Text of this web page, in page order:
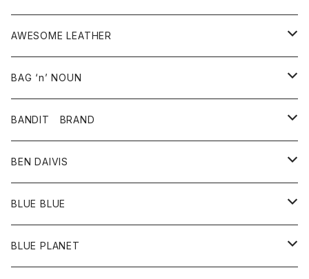
アクセサリー
その他雑貨
シャツ
ボトム
スカート
パンツ
グッズ
靴
バッグ
靴
シャツ
AWESOME LEATHER
アウター
革ジャケット
BAG ‘n’ NOUN
アクセサリー
バッグ
ポーチ
BANDIT BRAND
トップス
Ｔシャツ
BEN DAIVIS
ポトム
パンツ
BLUE BLUE
アウター
BLUE PLANET